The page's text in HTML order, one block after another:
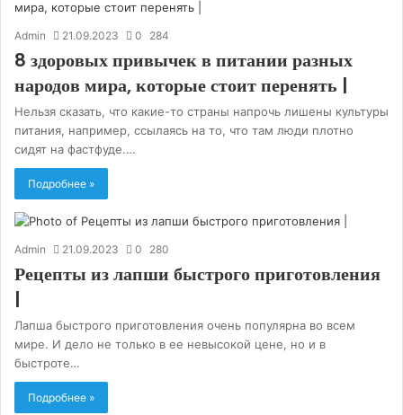
Admin 21.09.2023 0 284
8 здоровых привычек в питании разных
народов мира, которые стоит перенять |
Нельзя сказать, что какие-то страны напрочь лишены культуры
питания, например, ссылаясь на то, что там люди плотно
сидят на фастфуде.…
Подробнее »
Admin 21.09.2023 0 280
Рецепты из лапши быстрого приготовления
|
Лапша быстрого приготовления очень популярна во всем
мире. И дело не только в ее невысокой цене, но и в
быстроте…
Подробнее »